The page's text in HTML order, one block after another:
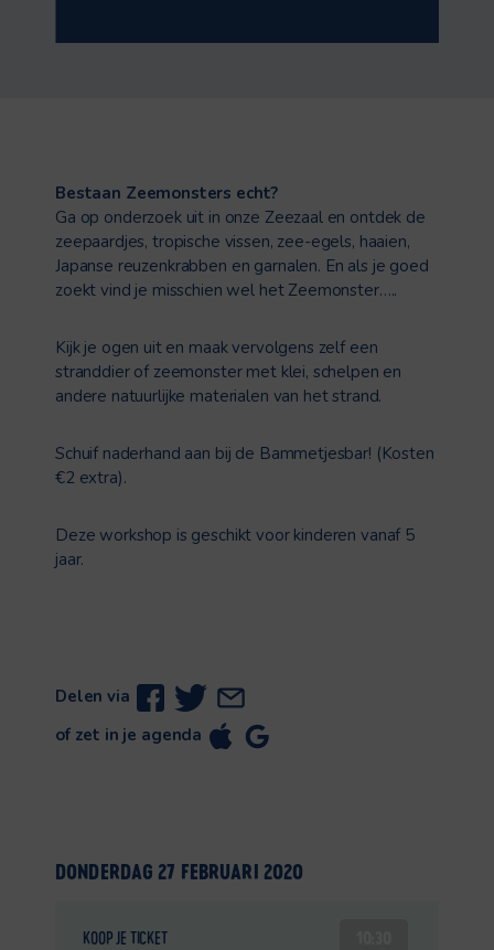
Bestaan Zeemonsters echt?
Ga op onderzoek uit in onze Zeezaal en ontdek de
zeepaardjes, tropische vissen, zee-egels, haaien,
Japanse reuzenkrabben en garnalen. En als je goed
zoekt vind je misschien wel het Zeemonster…..
Kijk je ogen uit en maak vervolgens zelf een
stranddier of zeemonster met klei, schelpen en
andere natuurlijke materialen van het strand.
Schuif naderhand aan bij de Bammetjesbar! (Kosten
€2 extra).
Deze workshop is geschikt voor kinderen vanaf 5
jaar.
Delen via
of zet in je agenda
DONDERDAG 27 FEBRUARI 2020
KOOP JE TICKET